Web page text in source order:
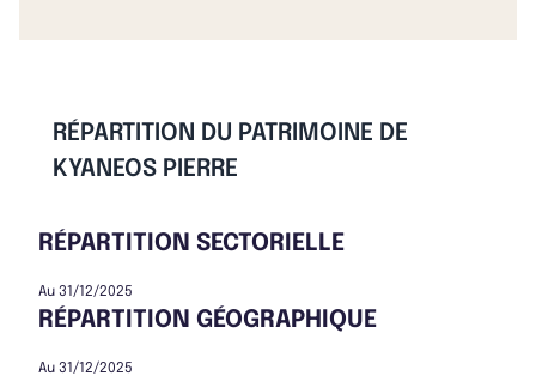
RÉPARTITION DU PATRIMOINE DE
KYANEOS PIERRE
RÉPARTITION SECTORIELLE
Au 31/12/2025
RÉPARTITION GÉOGRAPHIQUE
Au 31/12/2025